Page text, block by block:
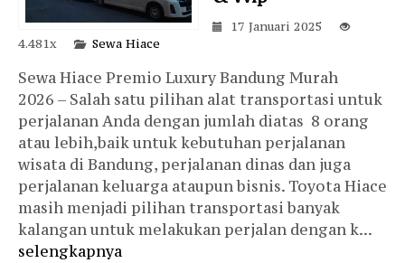
17 Januari 2025
4.481x
Sewa Hiace
Sewa Hiace Premio Luxury Bandung Murah
2026 – Salah satu pilihan alat transportasi untuk
perjalanan Anda dengan jumlah diatas 8 orang
atau lebih,baik untuk kebutuhan perjalanan
wisata di Bandung, perjalanan dinas dan juga
perjalanan keluarga ataupun bisnis. Toyota Hiace
masih menjadi pilihan transportasi banyak
kalangan untuk melakukan perjalan dengan k...
selengkapnya